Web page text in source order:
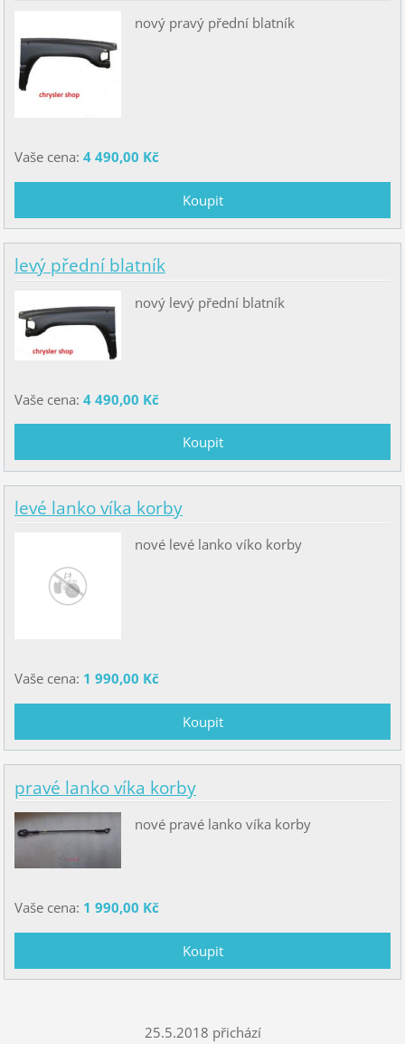
nový pravý přední blatník
Vaše cena: 4 490,00 Kč
levý přední blatník
nový levý přední blatník
Vaše cena: 4 490,00 Kč
levé lanko víka korby
nové levé lanko víko korby
Vaše cena: 1 990,00 Kč
pravé lanko víka korby
nové pravé lanko víka korby
Vaše cena: 1 990,00 Kč
25.5.2018 přichází